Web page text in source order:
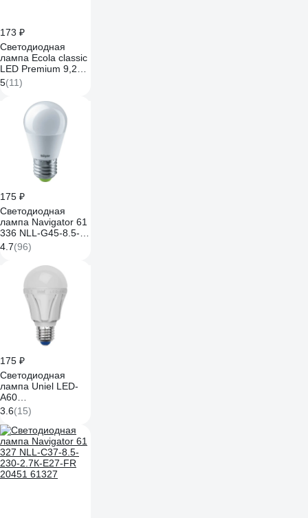
173 ₽
Светодиодная
лампа Ecola classic
LED Premium 9,2W
A60 220V E27
2700K 360
композит 106x60
K7SW92ELB
5(11)
175 ₽
Светодиодная
лампа Navigator 61
336 NLL-G45-8.5-
230-2.7К-E27 61336
4.7(96)
175 ₽
Светодиодная
лампа Uniel LED-
A60
10W/WW/E27/FR
PLP01WH UL-
00001524
3.6(15)